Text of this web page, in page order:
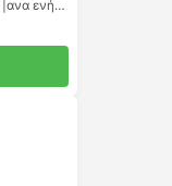
| ανα ενήλικα